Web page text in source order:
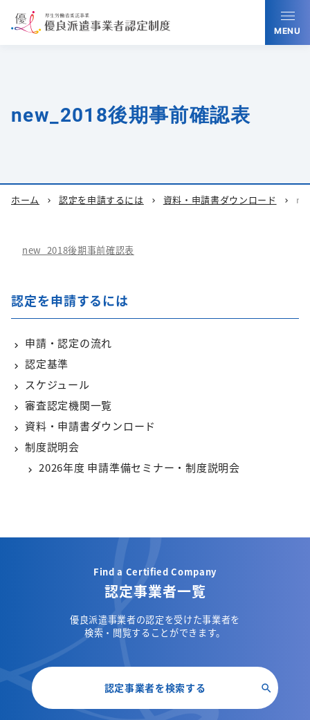
MENU
new_2018後期事前確認表
ホーム chevron_right 認定を申請するには chevron_right 資料・申請書ダウンロード chevron_right
new_2018後期事前確認表
認定を申請するには
申請・認定の流れ
認定基準
スケジュール
審査認定機関一覧
資料・申請書ダウンロード
制度説明会
2026年度 申請準備セミナー・制度説明会
Find a Certified Company
認定事業者一覧
優良派遣事業者の認定を受けた事業者を
検索・閲覧することができます。
認定事業者を検索する